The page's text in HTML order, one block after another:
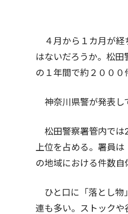
４月から１カ月が経
はないだろうか。松
の１年間で約２０００
神奈川県警が発表し
松田警察署管内では
上位を占める。署員
の地域における件数自
ひと口に「落とし物
連も多い。ストックや